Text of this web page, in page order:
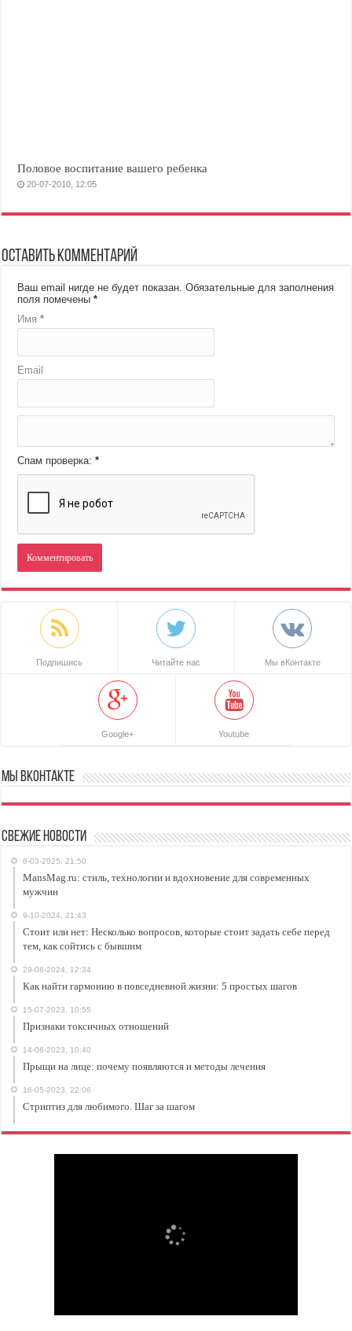
Половое воспитание вашего ребенка
20-07-2010, 12:05
Оставить комментарий
Ваш email нигде не будет показан. Обязательные для заполнения
поля помечены*
Имя*
Email
Спам проверка:*
Подпишись Читайте нас Мы вКонтакте
Google+ Youtube
Мы ВКонтакте
Свежие новости
6-03-2025, 21:50
MansMag.ru: стиль, технологии и вдохновение для современных
мужчин
9-10-2024, 21:43
Стоит или нет: Несколько вопросов, которые стоит задать себе перед
тем, как сойтись с бывшим
29-08-2024, 12:34
Как найти гармонию в повседневной жизни: 5 простых шагов
15-07-2023, 10:55
Признаки токсичных отношений
14-06-2023, 10:40
Прыщи на лице: почему появляются и методы лечения
16-05-2023, 22:06
Стриптиз для любимого. Шаг за шагом